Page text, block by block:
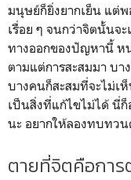
มนุษย์ก็ยิ่งยากเย็น แต่
เรื่อย ๆ จนกว่าจิตนั้นจ
ทางออกของปัญหานี้ ห
ตามแต่การสะสมมา บ
บางคนก็สะสมที่จะไม่
เป็นสิ่งที่แก้ไขไม่ได้ นี่
นะ อยากให้ลองทบทว
ตายที่จิตคือกา